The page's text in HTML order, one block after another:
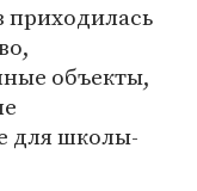
приходилась
объекты,
для школы-